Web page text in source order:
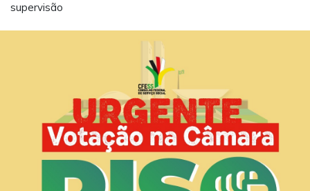
supervisão